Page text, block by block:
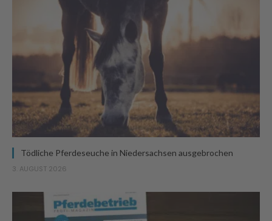
Tödliche Pferdeseuche in Niedersachsen ausgebrochen
3. AUGUST 2026